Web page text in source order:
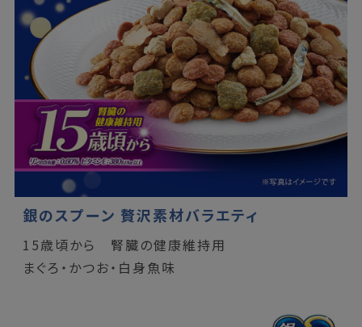
銀のスプーン 贅沢素材バラエティ
15歳頃から 腎臓の健康維持用
まぐろ・かつお・白身魚味